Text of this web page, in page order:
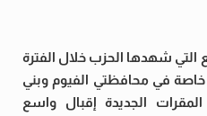
شهدها الحزب خلال الفترة
في محافظتي الفيوم وبني
الجديدة إقبال واسع